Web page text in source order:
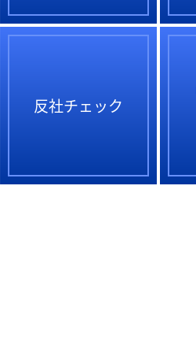
反社チェック